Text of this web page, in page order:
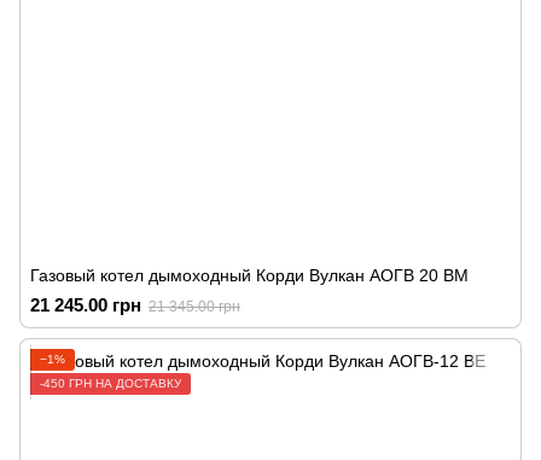
Газовый котел дымоходный Корди Вулкан АОГВ 20 ВМ
21 245.00 грн 21 345.00 грн
−1%
-450 ГРН НА ДОСТАВКУ